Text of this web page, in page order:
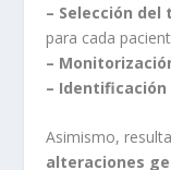
– Selección
para cada
–
– Identificación
Asimismo,
alteraciones